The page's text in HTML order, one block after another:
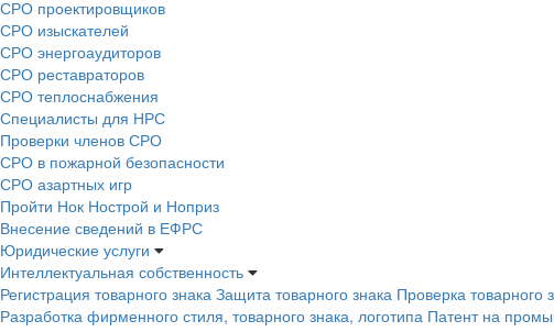
СРО проектировщиков
СРО изыскателей
СРО энергоаудиторов
СРО реставраторов
СРО теплоснабжения
Специалисты для НРС
Проверки членов СРО
СРО в пожарной безопасности
СРО азартных игр
Пройти Нок Нострой и Ноприз
Внесение сведений в ЕФРС
Юридические услуги
Интеллектуальная собственность
Регистрация товарного знака Защита товарного знака Проверка товарного
Разработка фирменного стиля, товарного знака, логотипа Патент на